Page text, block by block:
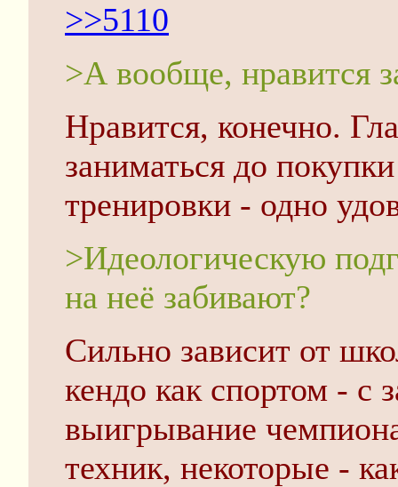
>>5110
>А вообще, нравится
Нравится, конечно.
заниматься до
тренировки - одно
>Идеологическую
на неё забивают?
Сильно зависит от
кендо как спортом - с
выигрывание
техник, некоторые -